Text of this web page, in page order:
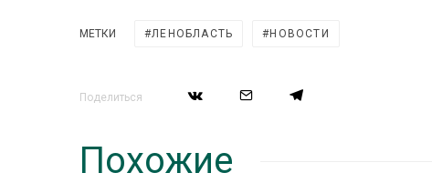
МЕТКИ ЛЕНОБЛАСТЬ НОВОСТИ
Поделиться
Похожие